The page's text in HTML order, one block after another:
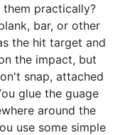
practically?
bar, or other
the hit target and
the impact, but
snap, attached
glue the guage
around the
use some simple